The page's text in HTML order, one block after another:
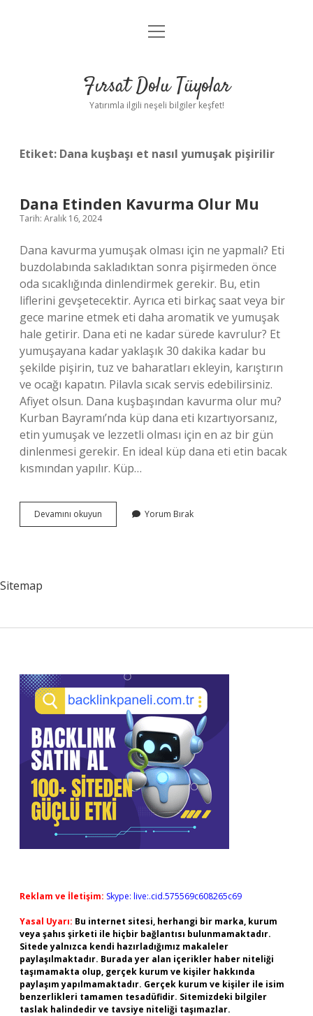
Gizlilik Politikası
Yasal Uyarı
menüyü
Fırsat Dolu Tüyolar
Yatırımla ilgili neşeli bilgiler keşfet!
Etiket: Dana kuşbaşı et nasıl yumuşak pişirilir
Dana Etinden Kavurma Olur Mu
Tarih: Aralık 16, 2024
Dana kavurma yumuşak olması için ne yapmalı? Eti
buzdolabında sakladıktan sonra pişirmeden önce
oda sıcaklığında dinlendirmek gerekir. Bu, etin
liflerini gevşetecektir. Ayrıca eti birkaç saat veya bir
gece marine etmek eti daha aromatik ve yumuşak
hale getirir. Dana eti ne kadar sürede kavrulur? Et
yumuşayana kadar yaklaşık 30 dakika kadar bu
şekilde pişirin, tuz ve baharatları ekleyin, karıştırın
ve ocağı kapatın. Pilavla sıcak servis edebilirsiniz.
Afiyet olsun. Dana kuşbaşından kavurma olur mu?
Kurban Bayramı’nda küp dana eti kızartıyorsanız,
etin yumuşak ve lezzetli olması için en az bir gün
dinlenmesi gerekir. En ideal küp dana eti etin bacak
kısmından yapılır. Küp…
Devamını okuyun
Etinden
Yorum Bırak
Sitemap
Sidebar
Reklam ve İletişim: Skype: live:.cid.575569c608265c69
Yasal Uyarı: Bu internet sitesi, herhangi bir marka, kurum
veya şahıs şirketi ile hiçbir bağlantısı bulunmamaktadır.
Sitede yalnızca kendi hazırladığımız makaleler
paylaşılmaktadır. Burada yer alan içerikler haber niteliği
taşımamakta olup, gerçek kurum ve kişiler hakkında
paylaşım yapılmamaktadır. Gerçek kurum ve kişiler ile isim
benzerlikleri tamamen tesadüfidir. Sitemizdeki bilgiler
taslak halindedir ve tavsiye niteliği taşımazlar.